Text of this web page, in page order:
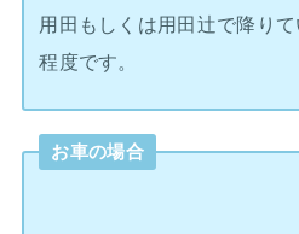
用田もしくは用田辻で降り
程度です。
お車の場合